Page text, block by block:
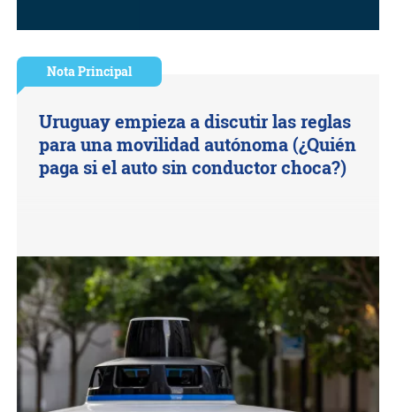
Nota Principal
Uruguay empieza a discutir las reglas
para una movilidad autónoma (¿Quién
paga si el auto sin conductor choca?)